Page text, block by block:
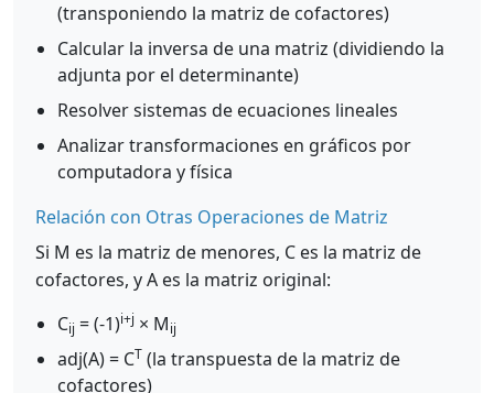
(transponiendo la matriz de cofactores)
Calcular la inversa de una matriz (dividiendo la
adjunta por el determinante)
Resolver sistemas de ecuaciones lineales
Analizar transformaciones en gráficos por
computadora y física
Relación con Otras Operaciones de Matriz
Si M es la matriz de menores, C es la matriz de
cofactores, y A es la matriz original:
Cij = (-1)i+j × Mij
adj(A) = CT (la transpuesta de la matriz de
cofactores)